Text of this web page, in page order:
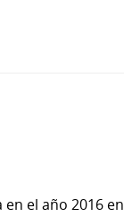
el año 2016 en